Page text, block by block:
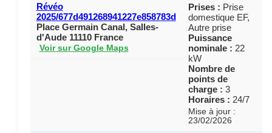
Révéo
2025/677d491268941227e858783d
Place Germain Canal, Salles-
d'Aude 11110 France
Voir sur Google Maps
Prises : Prise
domestique EF,
Autre prise
Puissance
nominale : 22
kW
Nombre de
points de
charge : 3
Horaires : 24/7
Mise à jour :
23/02/2026